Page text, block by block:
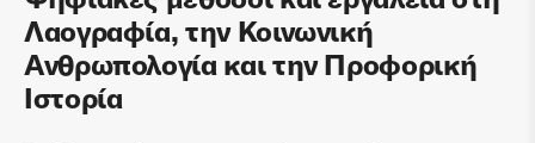
Λαογραφία, την Κοινωνική
Ανθρωπολογία και την Προφορική
Ιστορία